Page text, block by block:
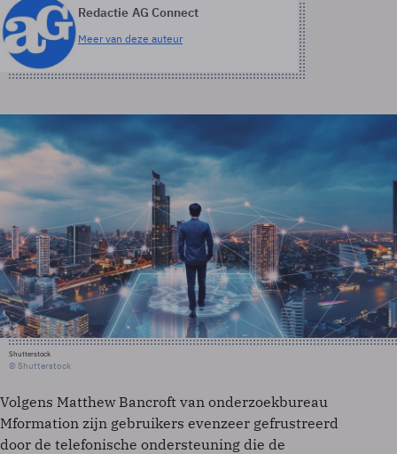
Redactie AG Connect
Meer van deze auteur
Shutterstock
© Shutterstock
Volgens Matthew Bancroft van onderzoekbureau
Mformation zijn gebruikers evenzeer gefrustreerd
door de telefonische ondersteuning die de